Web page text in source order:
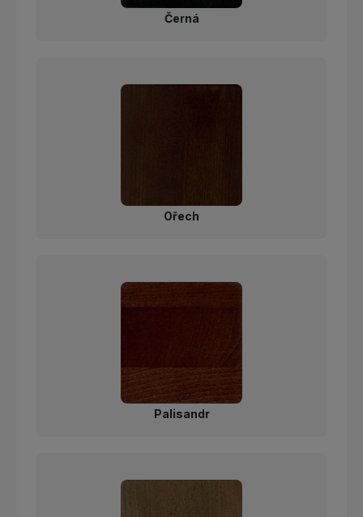
Černá
Ořech
Palisandr